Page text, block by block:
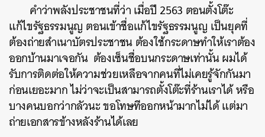
คำว่าพลังประชาชนที่ว่า เมื่อปี 2563 ตอนตั้งโต๊ะ
แก้ไขรัฐธรรมนูญ ตอนเข้าชื่อแก้ไขรัฐธรรมนูญ เป็นยุคที่
ต้องถ่ายสำเนาบัตรประชาชน ต้องใช้กระดาษทำให้เราต้อง
ออกบ้านมาเจอกัน ต้องเซ็นชื่อบนกระดาษเท่านั้น ผมได้
รับการติดต่อให้ความช่วยเหลือจากคนที่ไม่เคยรู้จักกันมา
ก่อนเยอะมาก ไม่ว่าจะเป็นสามารถตั้งโต๊ะที่ร้านเราได้ หรือ
บางคนบอกว่ากลัวนะ ขอโทษทีออกหน้ามากไม่ได้ แต่มา
ถ่ายเอกสารข้างหลังร้านได้เลย